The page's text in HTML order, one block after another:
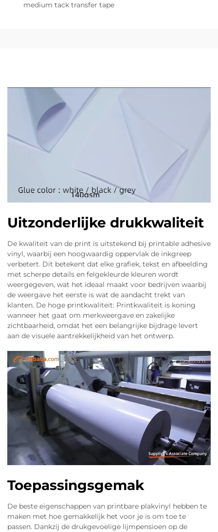
medium tack transfer tape
Uitzonderlijke drukkwaliteit
De kwaliteit van de print is uitstekend bij printable adhesive
vinyl, waarbij een hoogwaardig oppervlak de inkgreep
verbetert. Dit betekent dat elke grafiek, tekst en afbeelding
met scherpe details en felgekleurde kleuren wordt
weergegeven, wat het ideaal maakt voor bedrijven waarbij
de weergave het eerste is wat de aandacht trekt van
klanten. De hoge printkwaliteit: Printkwaliteit is koning
wanneer het gaat om merkweergave en zakelijke
zichtbaarheid, omdat het een belangrijke bijdrage levert
aan de visuele aantrekkelijkheid van het ontwerp.
Toepassingsgemak
De beste eigenschappen van printbare plakvinyl hebben te
maken met hoe gemakkelijk het voor je is om toe te
passen. Dankzij de drukgevoelige lijmpensioen op de